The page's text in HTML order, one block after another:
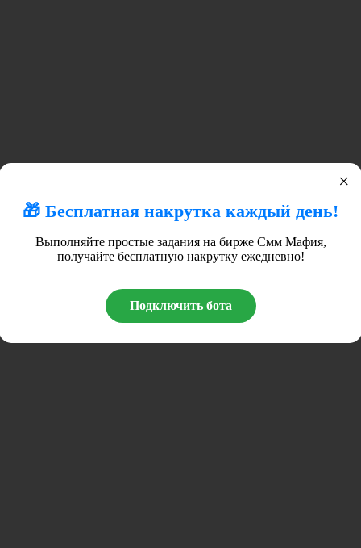
×
🎁 Бесплатная накрутка каждый день!
Выполняйте простые задания на бирже Смм Мафия,
получайте бесплатную накрутку ежедневно!
Подключить бота